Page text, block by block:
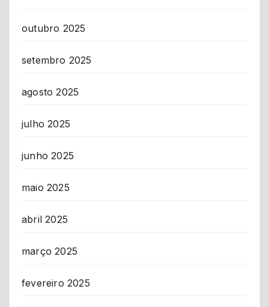
outubro 2025
setembro 2025
agosto 2025
julho 2025
junho 2025
maio 2025
abril 2025
março 2025
fevereiro 2025